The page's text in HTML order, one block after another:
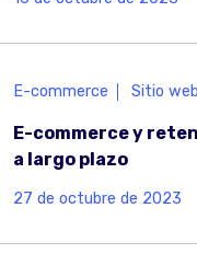
E-commerce Sitio web
E-commerce y
a largo plazo
27 de octubre de 2023